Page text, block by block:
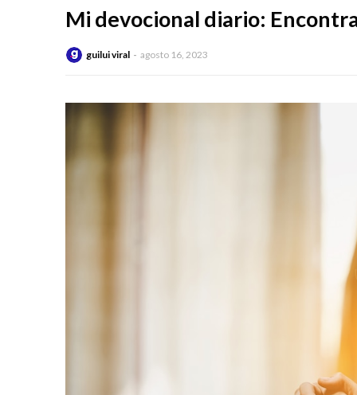
Mi devocional diario:
guilui viral agosto 16, 2023